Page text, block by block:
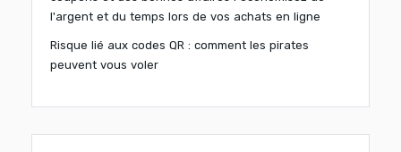
l'argent et du temps lors de vos achats en ligne
Risque lié aux codes QR : comment les pirates
peuvent vous voler